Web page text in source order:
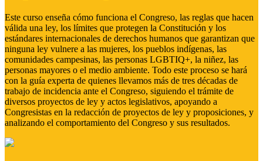
Este curso enseña cómo funciona el Congreso, las reglas que hacen
válida una ley, los límites que protegen la Constitución y los
estándares internacionales de derechos humanos que garantizan que
ninguna ley vulnere a las mujeres, los pueblos indígenas, las
comunidades campesinas, las personas LGBTIQ+, la niñez, las
personas mayores o el medio ambiente. Todo este proceso se hará
con la guía experta de quienes llevamos más de tres décadas de
trabajo de incidencia ante el Congreso, siguiendo el trámite de
diversos proyectos de ley y actos legislativos, apoyando a
Congresistas en la redacción de proyectos de ley y proposiciones, y
analizando el comportamiento del Congreso y sus resultados.